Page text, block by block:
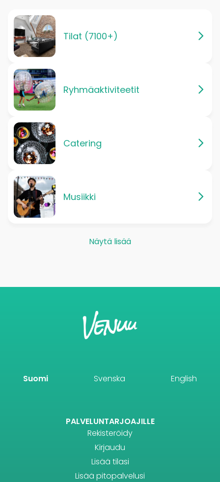
Tilat (7100+)
Ryhmäaktiviteetit
Catering
Musiikki
Näytä lisää
Suomi Svenska English
PALVELUNTARJOAJILLE
Rekisteröidy
Kirjaudu
Lisää tilasi
Lisää pitopalvelusi